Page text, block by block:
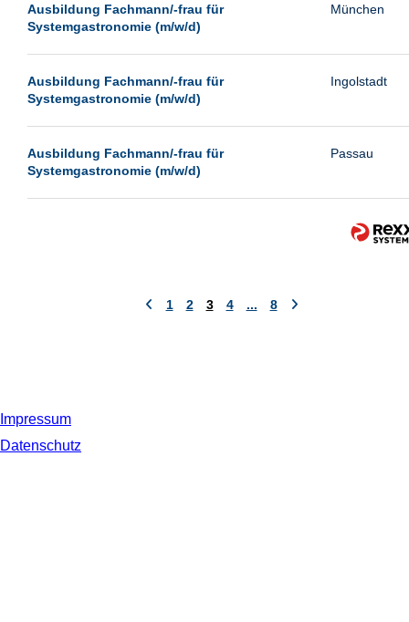
Ausbildung Fachmann/-frau für
Systemgastronomie (m/w/d)
München
Ausbildung Fachmann/-frau für
Systemgastronomie (m/w/d)
Ingolstadt
Ausbildung Fachmann/-frau für
Systemgastronomie (m/w/d)
Passau
1 2 3 4 ... 8
Impressum
Datenschutz